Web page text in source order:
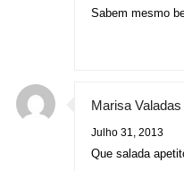
Sabem mesmo
Marisa Valadas
Julho 31, 2013
Que salada